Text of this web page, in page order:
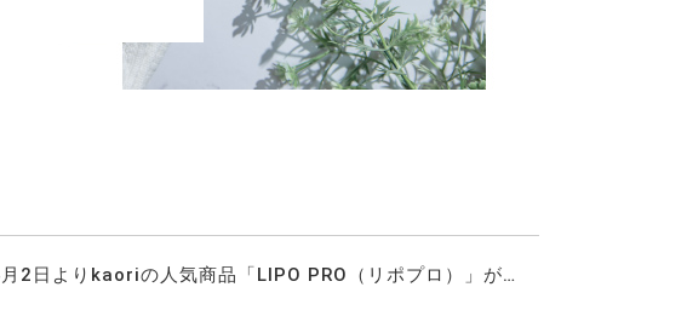
2日よりkaoriの人気商品「LIPO PRO（リポプロ）」が…